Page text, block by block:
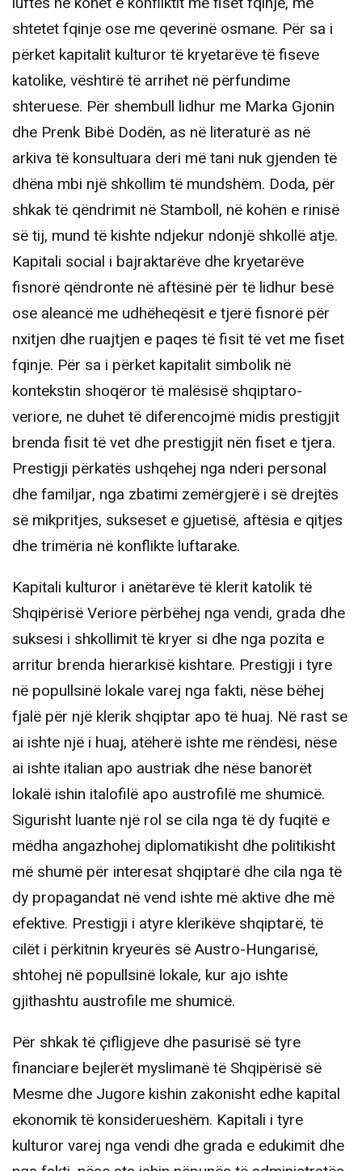
shtetet fqinje ose me qeverinë osmane. Për sa i
përket kapitalit kulturor të kryetarëve të fiseve
katolike, vështirë të arrihet në përfundime
shteruese. Për shembull lidhur me Marka Gjonin
dhe Prenk Bibë Dodën, as në literaturë as në
arkiva të konsultuara deri më tani nuk gjenden të
dhëna mbi një shkollim të mundshëm. Doda, për
shkak të qëndrimit në Stamboll, në kohën e rinisë
së tij, mund të kishte ndjekur ndonjë shkollë atje.
Kapitali social i bajraktarëve dhe kryetarëve
fisnorë qëndronte në aftësinë për të lidhur besë
ose aleancë me udhëheqësit e tjerë fisnorë për
nxitjen dhe ruajtjen e paqes të fisit të vet me fiset
fqinje. Për sa i përket kapitalit simbolik në
kontekstin shoqëror të malësisë shqiptaro-
veriore, ne duhet të diferencojmë midis prestigjit
brenda fisit të vet dhe prestigjit nën fiset e tjera.
Prestigji përkatës ushqehej nga nderi personal
dhe familjar, nga zbatimi zemërgjerë i së drejtës
së mikpritjes, sukseset e gjuetisë, aftësia e qitjes
dhe trimëria në konflikte luftarake.
Kapitali kulturor i anëtarëve të klerit katolik të
Shqipërisë Veriore përbëhej nga vendi, grada dhe
suksesi i shkollimit të kryer si dhe nga pozita e
arritur brenda hierarkisë kishtare. Prestigji i tyre
në popullsinë lokale varej nga fakti, nëse bëhej
fjalë për një klerik shqiptar apo të huaj. Në rast se
ai ishte një i huaj, atëherë ishte me rëndësi, nëse
ai ishte italian apo austriak dhe nëse banorët
lokalë ishin italofilë apo austrofilë me shumicë.
Sigurisht luante një rol se cila nga të dy fuqitë e
mëdha angazhohej diplomatikisht dhe politikisht
më shumë për interesat shqiptarë dhe cila nga të
dy propagandat në vend ishte më aktive dhe më
efektive. Prestigji i atyre klerikëve shqiptarë, të
cilët i përkitnin kryeurës së Austro-Hungarisë,
shtohej në popullsinë lokale, kur ajo ishte
gjithashtu austrofile me shumicë.
Për shkak të çifligjeve dhe pasurisë së tyre
financiare bejlerët myslimanë të Shqipërisë së
Mesme dhe Jugore kishin zakonisht edhe kapital
ekonomik të konsiderueshëm. Kapitali i tyre
kulturor varej nga vendi dhe grada e edukimit dhe